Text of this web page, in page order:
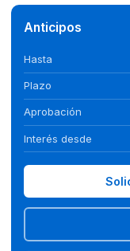
Anticipos
Hasta
Plazo
Aprobación
Interés desde